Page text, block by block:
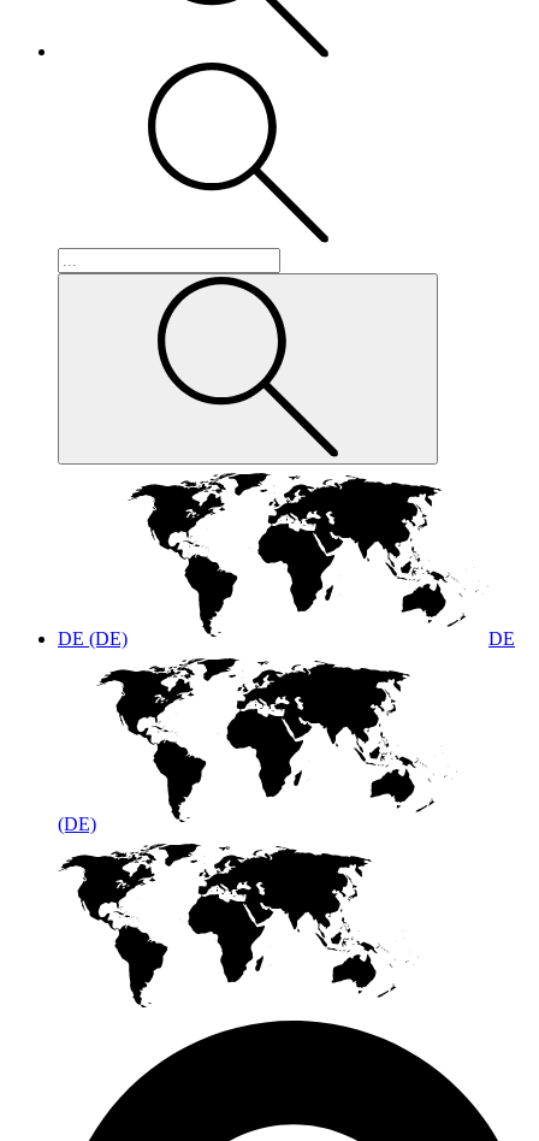
DE (DE) DE
(DE)